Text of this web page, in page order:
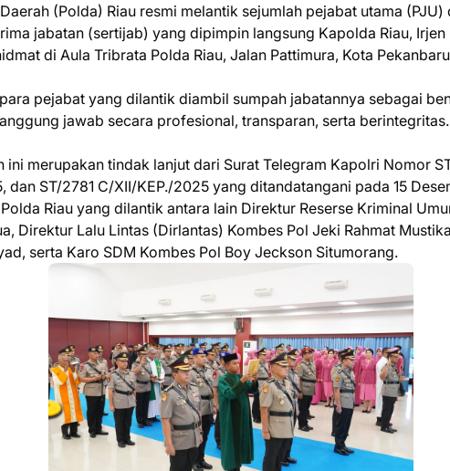
(Polda) Riau resmi melantik sejumlah pejabat utama
jabatan (sertijab) yang dipimpin langsung Kapolda Riau,
di Aula Tribrata Polda Riau, Jalan Pattimura, Kota
pejabat yang dilantik diambil sumpah jabatannya sebagai
jawab secara profesional, transparan, serta berintegritas.
ini merupakan tindak lanjut dari Surat Telegram Kapolri Nomor
dan ST/2781 C/XII/KEP./2025 yang ditandatangani pada 15
Riau yang dilantik antara lain Direktur Reserse Kriminal
Direktur Lalu Lintas (Dirlantas) Kombes Pol Jeki Rahmat
serta Karo SDM Kombes Pol Boy Jeckson Situmorang.